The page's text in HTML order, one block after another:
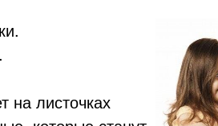
на листочках